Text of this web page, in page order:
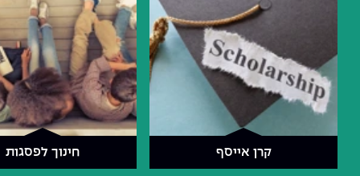
קרן אייסף חינוך לפסגות